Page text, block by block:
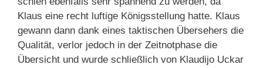
Klaus eine recht luftige Königsstellung hatte. Klaus
gewann dann dank eines taktischen Übersehers die
Qualität, verlor jedoch in der Zeitnotphase die
Übersicht und wurde schließlich von Klaudijo Uckar